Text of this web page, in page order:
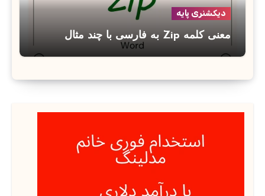
دیکشنری پایه
معنی کلمه Zip به فارسی با چند مثال